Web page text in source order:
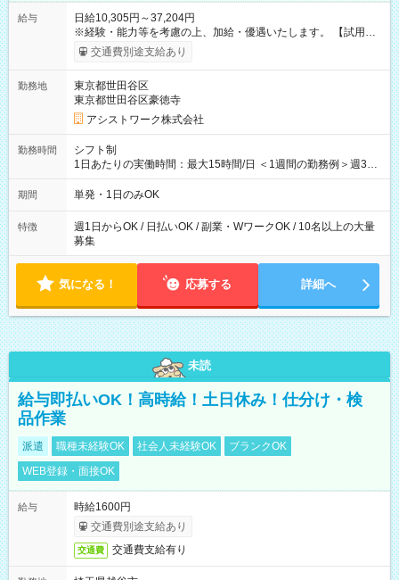
給与
日給10,305円～37,204円
※経験・能力等を考慮の上、加給・優遇いたします。 【試用期
間】試用期間なし
交通費別途支給あり
勤務地
東京都世田谷区
東京都世田谷区豪徳寺
アシストワーク株式会社
勤務時間
シフト制
1日あたりの実働時間：最大15時間/日 ＜1週間の勤務例＞週3回
勤務 勤務：月・水・金 休み：火・木・土・日 好きな時にお仕事
可能です！ ※1日あたりの最大実働時間は日勤、夜勤共に勤務し
期間 単発・1日のみOK
特徴
週1日からOK / 日払いOK / 副業・WワークOK / 10名以上の大量
募集
気になる！ 応募する 詳細へ
未読
給与即払いOK！高時給！土日休み！仕分け・検
品作業
派遣 職種未経験OK 社会人未経験OK
ブランクOK
WEB登録・面接OK
給与
時給1600円
交通費別途支給あり
交通費 交通費支給有り